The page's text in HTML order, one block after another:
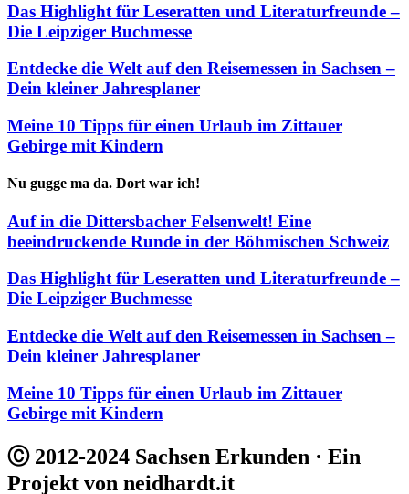
Das Highlight für Leseratten und Literaturfreunde –
Die Leipziger Buchmesse
Entdecke die Welt auf den Reisemessen in Sachsen –
Dein kleiner Jahresplaner
Meine 10 Tipps für einen Urlaub im Zittauer
Gebirge mit Kindern
Nu gugge ma da. Dort war ich!
Auf in die Dittersbacher Felsenwelt! Eine
beeindruckende Runde in der Böhmischen Schweiz
Das Highlight für Leseratten und Literaturfreunde –
Die Leipziger Buchmesse
Entdecke die Welt auf den Reisemessen in Sachsen –
Dein kleiner Jahresplaner
Meine 10 Tipps für einen Urlaub im Zittauer
Gebirge mit Kindern
Ⓒ 2012-2024 Sachsen Erkunden · Ein
Projekt von neidhardt.it